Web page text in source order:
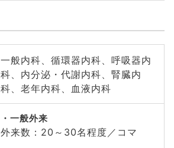
一般内科、循環器内科、呼吸器内
科、内分泌・代謝内科、腎臓内
科、老年内科、血液内科
一般外来
外来数：20～30名程度／コマ